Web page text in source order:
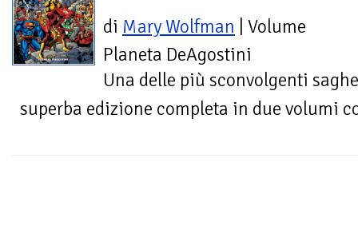
di Mary Wolfman | Volume
Planeta DeAgostini
Una delle più sconvolgenti
superba edizione completa in due volumi